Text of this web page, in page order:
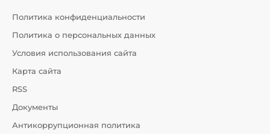
Политика конфиденциальности
Политика о персональных данных
Условия использования сайта
Карта сайта
RSS
Документы
Антикоррупционная политика